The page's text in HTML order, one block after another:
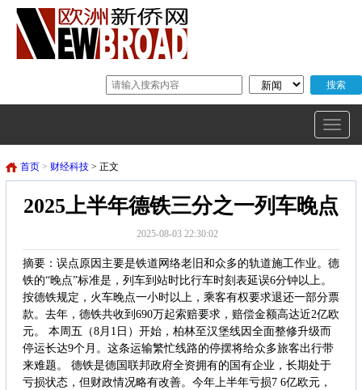
首页 > 财经科技 > 正文
2025上半年德铁三分之一列车晚点
2025-08-03 22:30:02
摘要：误点原因主要是铁道网络老旧和众多的轨道施工作业。德
铁的“晚点”标准是，列车到站时比行车时刻表延误6分钟以上。
按德铁规定，火车晚点一小时以上，乘客有权要求退还一部分票
款。去年，德铁共收到690万起索赔要求，赔偿金额高达近2亿欧
元。 本周五（8月1日）开始，柏林至汉堡线因全面整修升级而
停运长达9个月。这条运输繁忙线路的停摆将给众多旅客出行带
来难题。 德铁是德国联邦政府全资拥有的国有企业，长期处于
亏损状态，但财政情况略有改善。今年上半年亏损7 6亿欧元，